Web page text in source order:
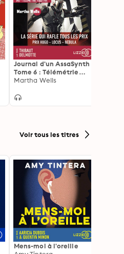
Journal d'un AssaSynth -
Tome 6 : Télémétrie
Fugitive: Désormais une
Murderbot - Journal d'un
Martha Wells
Voir tous les titres
Mens-moi à l'oreille